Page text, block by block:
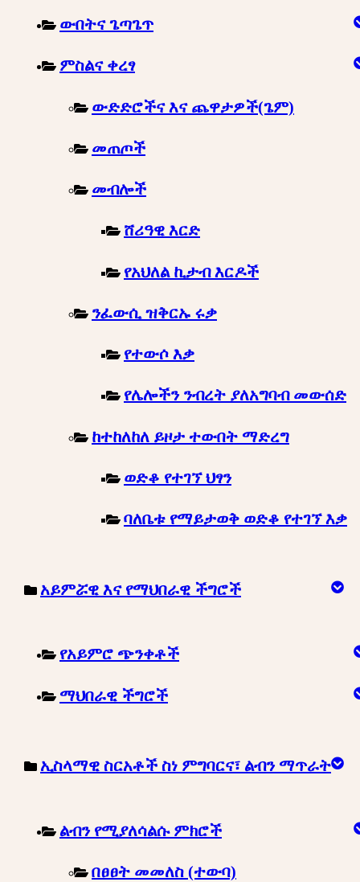
ውበትና ጌጣጌጥ
ምስልና ቀረፃ
ውድድሮችና እና ጨዋታዎች(ጌም)
መጠጦች
መብሎች
ሸሪዓዊ እርድ
የአህለል ኪታብ እርዶች
ንፈውሲ ዝቅርኡ ሩቃ
የተውሶ እቃ
የሌሎችን ንብረት ያለአግባብ መውሰድ
ከተከለከለ ይዞታ ተውበት ማድረግ
ወድቆ የተገኘ ህፃን
ባለቤቱ የማይታወቅ ወድቆ የተገኘ እቃ
አይምሯዊ እና የማህበራዊ ችግሮች
የአይምሮ ጭንቀቶች
ማህበራዊ ችግሮች
ኢስላማዊ ስርአቶች ስነ ምግባርና፣ ልብን ማጥራት
ልብን የሚያለሳልሱ ምክሮች
በፀፀት መመለስ (ተውባ)